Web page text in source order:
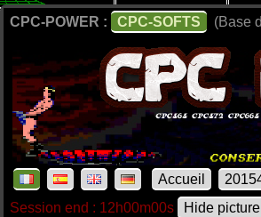
CPC-POWER : CPC-SOFTS (Base
Accueil
Session end : 12h00m00s
Hide